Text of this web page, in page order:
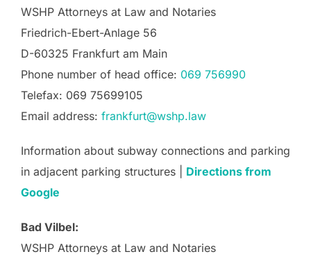
WSHP Attorneys at Law and Notaries
Friedrich-Ebert-Anlage 56
D-60325 Frankfurt am Main
Phone number of head office: 069 756990
Telefax: 069 75699105
Email address: frankfurt@wshp.law
Information about subway connections and parking
in adjacent parking structures | Directions from
Google
Bad Vilbel:
WSHP Attorneys at Law and Notaries